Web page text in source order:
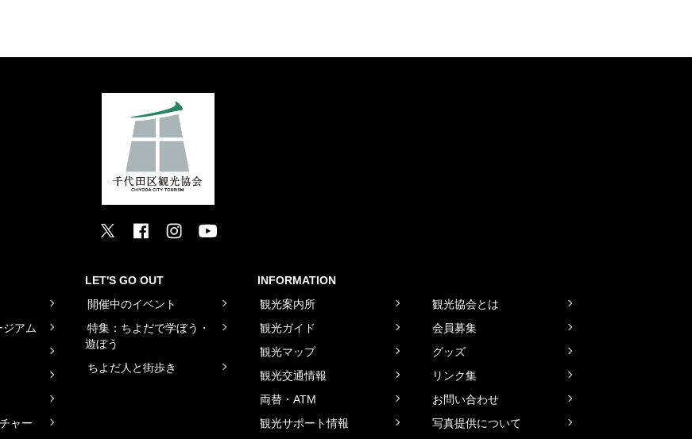
ジアム
ャー
LET'S GO OUT
開催中のイベント
特集：ちよだで学ぼう・
遊ぼう
ちよだ人と街歩き
INFORMATION
観光案内所
観光ガイド
観光マップ
観光交通情報
両替・ATM
観光サポート情報
観光協会とは
会員募集
グッズ
リンク集
お問い合わせ
写真提供について